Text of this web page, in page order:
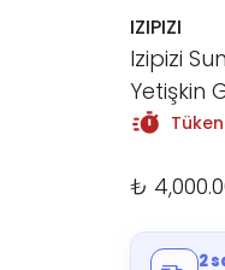
IZIPIZI
Izipizi
Yetişkin
₺
2